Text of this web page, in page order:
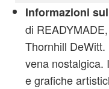
Informazioni
di
Thornhill
vena nostalgica.
e grafiche